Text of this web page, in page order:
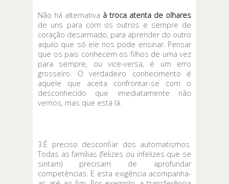
Não há alternativa à troca atenta de olhares
de uns para com os outros e sempre de
coração desarmado, para aprender do outro
aquilo que só ele nos pode ensinar. Pensar
que os pais conhecem os filhos de uma vez
para sempre, ou vice-versa, é um erro
grosseiro. O verdadeiro conhecimento é
aquele que aceita confrontar-se com o
desconhecido que imediatamente não
vemos, mas que está lá.
3.É preciso desconfiar dos automatismos.
Todas as famílias (felizes ou infelizes que se
sintam) precisam de aprofundar
competências. E esta exigência acompanha-